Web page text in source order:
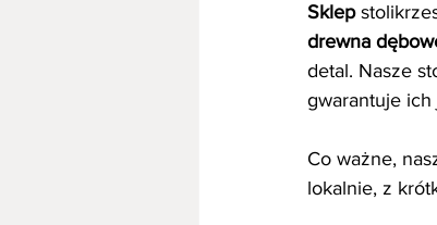
Sklep
drewna
detal. Nasze
gwarantuje
Co ważne,
lokalnie, z